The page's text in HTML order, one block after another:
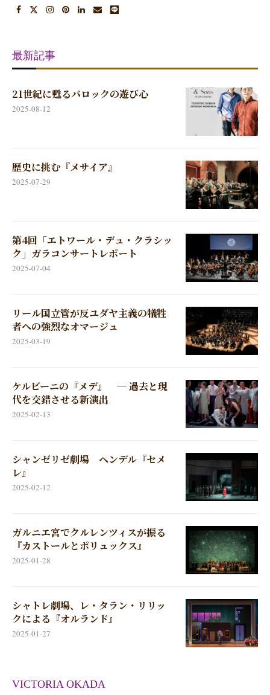
最新記事
21世紀に甦るバロックの遊び心
2025-08-12
歴史に挑む『メサイア』
2025-07-29
第4回「エトワール・デュ・クラシッ
ク」ガラコンサートレポート
2025-07-04
リール国立管が反ユダヤ主義の犠牲
者への強烈なオマージュ
2025-03-19
ケルビーニの『メデ』 ─ 過去と現
代を交錯させる新演出
2025-02-13
シャンゼリゼ劇場 ヘンデル『セメ
レ』
2025-02-12
ガルニエ宮でクルレンツィスが振る
『カストールとポリュックス』
2025-01-28
シャトレ劇場、レ・タラン・リリッ
クによる『オルランド』
2025-01-27
VICTORIA OKADA